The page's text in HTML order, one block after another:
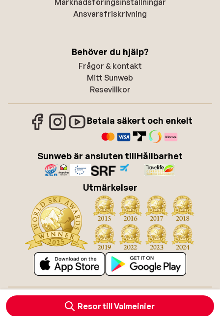
Resor till Valmeinier
Ansvarsfriskrivning
Behöver du hjälp?
Frågor & kontakt
Mitt Sunweb
Resevillkor
Betala säkert och enkelt
Sunweb är ansluten tillHållbarhet
Utmärkelser
Om Sunweb Jobba hos Sunweb
Cookies
Tillgänglighetsdirektiv Ansvarsfriskrivning